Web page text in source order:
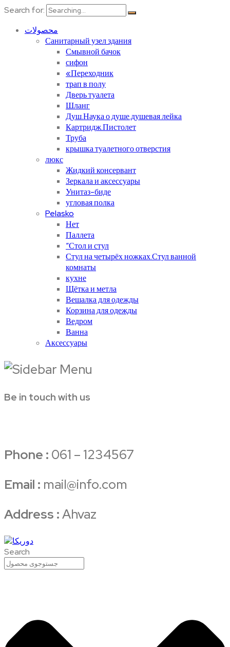
Search for:
محصولات
Санитарный узел здания
Смывной бачок
сифон
«Переходник
трап в полу
Дверь туалета
Шланг
Душ.Наука о душе.душевая лейка
Картридж.Пистолет
Труба
крышка туалетного отверстия
люкс
Жидкий консервант
Зеркала и аксессуары
Унитаз-биде
угловая полка
Pelasko
Нет
Паллета
“Стол и стул
Стул на четырёх ножках.Стул ванной
комнаты
кухне
Щётка и метла
Вешалка для одежды
Корзина для одежды
Ведром
Ванна
Аксессуары
Be in touch with us
Phone : 061 – 1234567
Email : mail@info.com
Address :Ahvaz
Search